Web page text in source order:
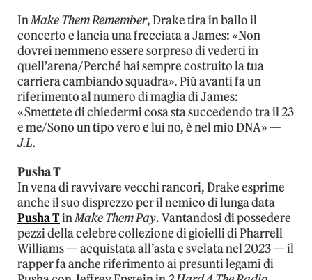
InMake Them Remember, Drake tira in ballo il
concerto e lancia una frecciata a James: «Non
dovrei nemmeno essere sorpreso di vederti in
quell’arena/Perché hai sempre costruito la tua
carriera cambiando squadra». Più avanti fa un
riferimento al numero di maglia di James:
«Smettete di chiedermi cosa sta succedendo tra il 23
e me/Sono un tipo vero e lui no, è nel mio DNA» —
J.L.
Pusha T
In vena di ravvivare vecchi rancori, Drake esprime
anche il suo disprezzo per il nemico di lunga data
Pusha TinMake Them Pay. Vantandosi di possedere
pezzi della celebre collezione di gioielli di Pharrell
Williams — acquistata all’asta e svelata nel 2023 — il
rapper fa anche riferimento ai presunti legami di